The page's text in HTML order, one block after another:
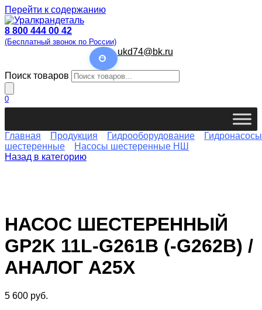
Перейти к содержанию
8 800 444 00 42
(Бесплатный звонок по России)
ukd74@bk.ru
Поиск товаров
0
Главная Продукция Гидрооборудование
Гидронасосы
шестеренные
Насосы шестеренные НШ
Назад в категорию
НАСОС ШЕСТЕРЕННЫЙ
GP2K 11L-G261B (-G262B) /
АНАЛОГ A25X
5 600 руб.